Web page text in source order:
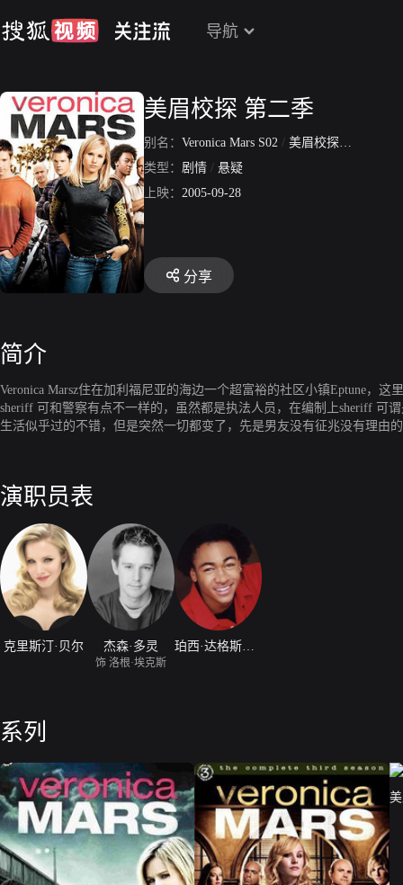
导航
美眉校探 第二季
别名： Veronica Mars S02 / 美眉校探第2季
类型： 剧情 / 悬疑
上映： 2005-09-28
分享
简介
Veronica Marsz住在加利福尼亚的海边一个超富裕的社区小镇Eptune，
sheriff 可和警察有点不一样的，虽然都是执法人员，在编制上sheriff 可
生活似乎过的不错，但是突然一切都变了，先是男友没有征兆没有理
演职员表
克里斯汀·贝尔 杰森·多灵
饰 洛根·埃克斯
系列